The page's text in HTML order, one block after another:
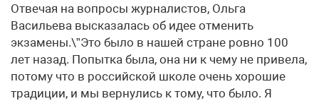
Отвечая на вопросы журналистов, Ольга
Васильева высказалась об идее отменить
экзамены.\”Это было в нашей стране ровно 100
лет назад. Попытка была, она ни к чему не привела,
потому что в российской школе очень хорошие
традиции, и мы вернулись к тому, что было. Я